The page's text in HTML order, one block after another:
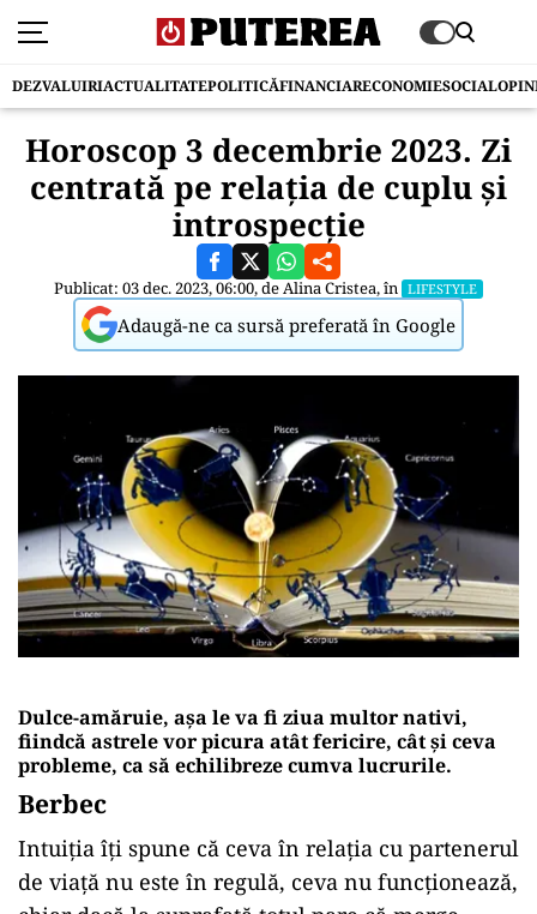
DEZVALUIRIACTUALITATEPOLITICĂFINANCIARECONOMIESOCIAL
Horoscop 3 decembrie 2023. Zi
centrată pe relația de cuplu și
introspecție
Publicat: 03 dec. 2023, 06:00, deAlina Cristea, în LIFESTYLE
Adaugă-ne ca sursă preferată în Google
Dulce-amăruie, așa le va fi ziua multor nativi,
fiindcă astrele vor picura atât fericire, cât și ceva
probleme, ca să echilibreze cumva lucrurile.
Berbec
Intuiția îți spune că ceva în relația cu partenerul
de viață nu este în regulă, ceva nu funcționează,